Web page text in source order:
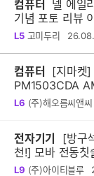
컴퓨터
델 에일
기념 포토 리
L5 고미두리
컴퓨터
[지마켓
PM1503CDA
L6 (주)해오름씨앤씨
전자기기
[방구
천!] 모바 전동
수 10단계 진동
L9 (주)아이티블루